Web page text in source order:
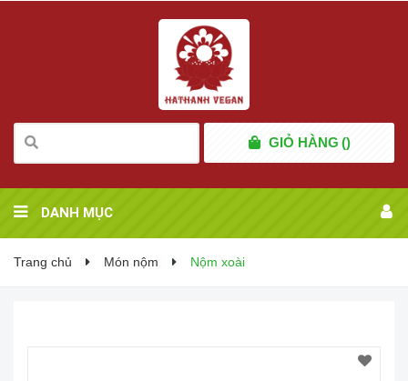
GIỎ HÀNG ()
DANH MỤC
Trang chủ Món nộm Nộm xoài